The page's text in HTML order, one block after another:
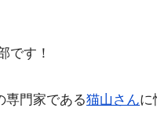
です！
専門家である猫山さんに